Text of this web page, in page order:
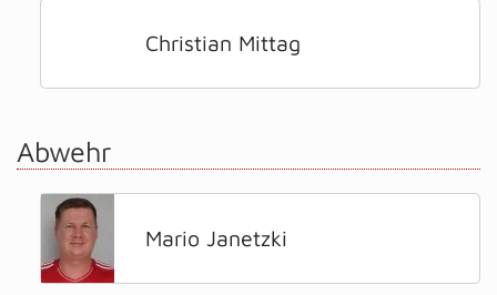
Christian Mittag
Abwehr
Mario Janetzki